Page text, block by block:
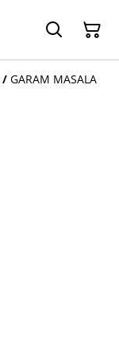
/ GARAM MASALA